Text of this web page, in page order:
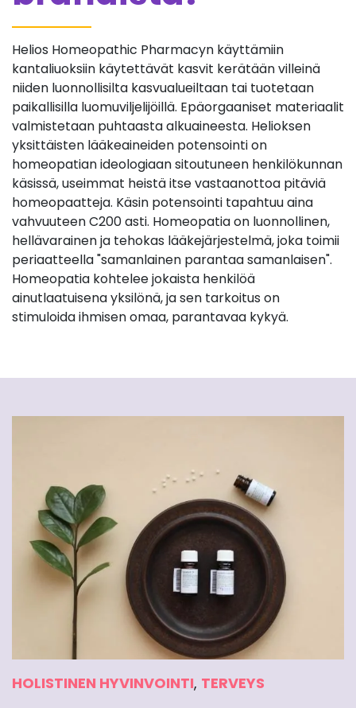
Helios Homeopathic Pharmacyn käyttämiin
kantaliuoksiin käytettävät kasvit kerätään villeinä
niiden luonnollisilta kasvualueiltaan tai tuotetaan
paikallisilla luomuviljelijöillä. Epäorgaaniset materiaalit
valmistetaan puhtaasta alkuaineesta. Helioksen
yksittäisten lääkeaineiden potensointi on
homeopatian ideologiaan sitoutuneen henkilökunnan
käsissä, useimmat heistä itse vastaanottoa pitäviä
homeopaatteja. Käsin potensointi tapahtuu aina
vahvuuteen C200 asti. Homeopatia on luonnollinen,
hellävarainen ja tehokas lääkejärjestelmä, joka toimii
periaatteella "samanlainen parantaa samanlaisen".
Homeopatia kohtelee jokaista henkilöä
ainutlaatuisena yksilönä, ja sen tarkoitus on
stimuloida ihmisen omaa, parantavaa kykyä.
HOLISTINEN HYVINVOINTI, TERVEYS